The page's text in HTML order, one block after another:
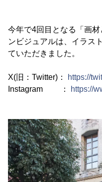
今年で4回目となる「画
ンビジュアルは、イラス
ていただきました。
X(旧：Twitter)：
https://
Instagram ：
https://